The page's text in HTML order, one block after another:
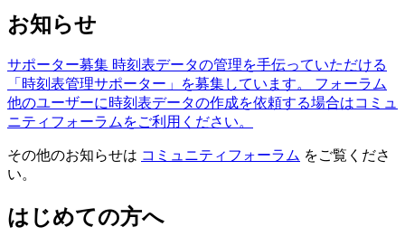
お知らせ
サポーター募集 時刻表データの管理を手伝っていただける
「時刻表管理サポーター」を募集しています。
フォーラム
他のユーザーに時刻表データの作成を依頼する場合はコミュ
ニティフォーラムをご利用ください。
その他のお知らせは コミュニティフォーラム をご覧くださ
い。
はじめての方へ